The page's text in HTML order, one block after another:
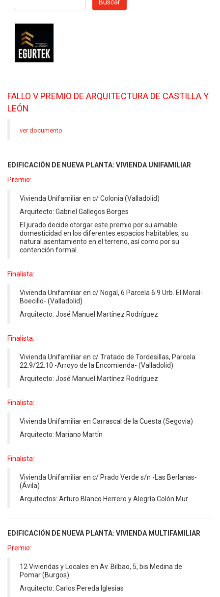
Buscar
FALLO V PREMIO DE ARQUITECTURA DE CASTILLA Y
LEÓN
ver documento
EDIFICACIÓN DE NUEVA PLANTA: VIVIENDA UNIFAMILIAR
Premio:
Vivienda Unifamiliar en c/ Colonia (Valladolid)
Arquitecto: Gabriel Gallegos Borges
El jurado decide otorgar este premio por su amable
domesticidad en los diferentes espacios habitables, su
natural asentamiento en el terreno, así como por su
contención formal.
Finalista:
Vivienda Unifamiliar en c/ Nogal, 6 Parcela 6.9 Urb. El Moral-
Boecillo- (Valladolid)
Arquitecto: José Manuel Martínez Rodríguez
Finalista:
Vivienda Unifamiliar en c/ Tratado de Tordesillas, Parcela
22.9/22.10 -Arroyo de la Encomienda- (Valladolid)
Arquitecto: José Manuel Martínez Rodríguez
Finalista:
Vivienda Unifamiliar en Carrascal de la Cuesta (Segovia)
Arquitecto: Mariano Martín
Finalista:
Vivienda Unifamiliar en c/ Prado Verde s/n -Las Berlanas-
(Ávila)
Arquitectos: Arturo Blanco Herrero y Alegría Colón Mur
EDIFICACIÓN DE NUEVA PLANTA: VIVIENDA MULTIFAMILIAR
Premio:
12 Viviendas y Locales en Av. Bilbao, 5, bis Medina de
Pomar (Burgos)
Arquitecto: Carlos Pereda Iglesias